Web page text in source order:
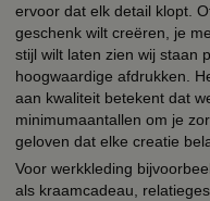
ervoor dat elk detail klopt.
geschenk wilt creëren, je
stijl wilt laten zien wij staan
hoogwaardige afdrukken.
aan kwaliteit betekent dat
minimumaantallen om je
geloven dat elke creatie
Voor werkkleding
als kraamcadeau,